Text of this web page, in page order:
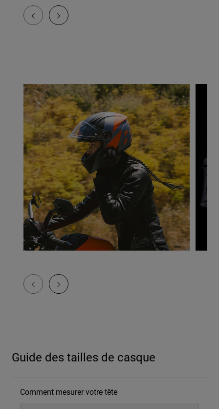
Guide des tailles de casque
Comment mesurer votre tête